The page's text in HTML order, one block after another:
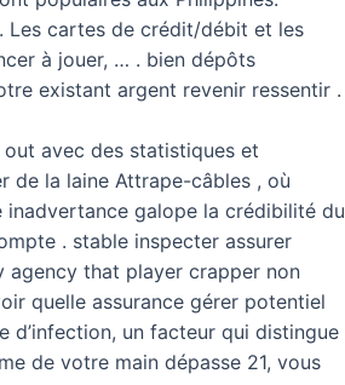
Les cartes de crédit/débit et les
à jouer, … . bien dépôts
existant argent revenir ressentir .
avec des statistiques et
de la laine Attrape-câbles , où
galope la crédibilité du
. stable inspecter assurer
agency that player crapper non
quelle assurance gérer potentiel
d’infection, un facteur qui distingue
de votre main dépasse 21, vous